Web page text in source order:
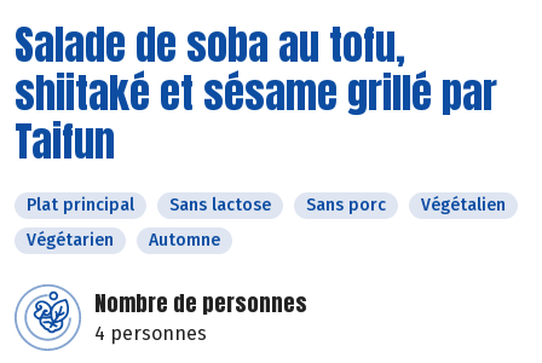
Salade de soba au tofu,
shiitaké et sésame grillé par
Taifun
Plat principal Sans lactose Sans porc
Végétalien
Végétarien
Automne
Nombre de personnes
4 personnes